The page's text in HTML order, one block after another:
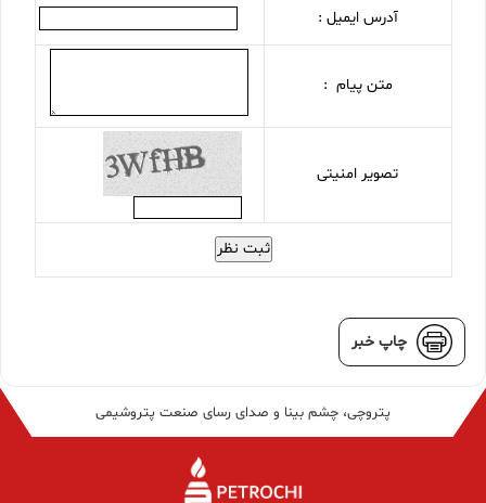
آدرس ایمیل :
متن پیام :
تصویر امنیتی
ثبت نظر
چاپ خبر
پتروچی، چشم بینا و صدای رسای صنعت پتروشیمی